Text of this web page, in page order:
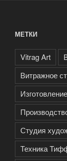
МЕТКИ
Vitrag Art
Витражное
Студия
Техника